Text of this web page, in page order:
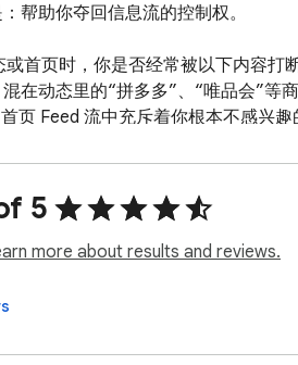
帮助你夺回信息流的控制权。
首页时，你是否经常被以下内容打
在动态里的“拼多多”、“唯品会”等商
页 Feed 流中充斥着你根本不感兴趣
识别并移除这些干扰元素，只保留你
装它？
款既强力又“无感”的净化工具，这
5
more about results and reviews.